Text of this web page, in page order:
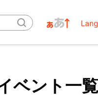
ベント一覧